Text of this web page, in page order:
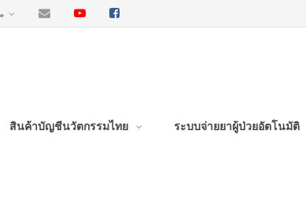
สินค้าบัญชีนวัตกรรมไทย ระบบจ่ายยาผู้ป่วยอัตโนมัติ